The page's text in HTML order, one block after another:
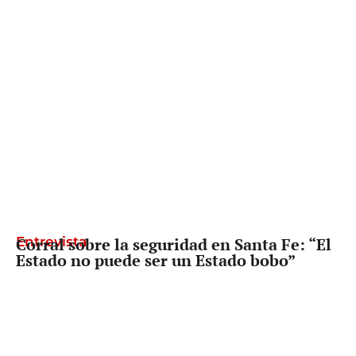
Entrevista
Corral sobre la seguridad en Santa Fe: “El
Estado no puede ser un Estado bobo”